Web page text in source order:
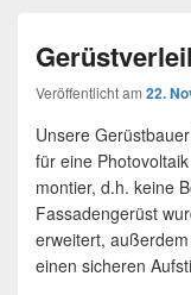
Veröffentlicht am 22.
Unsere
für eine
montier, d.h. keine
Fassadengerüst
erweitert,
einen sicheren